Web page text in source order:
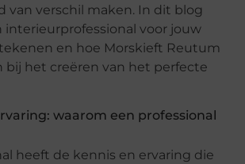
van verschil maken. In dit blog
interieurprofessional voor jouw
en hoe Morskieft Reutum
bij het creëren van het perfecte
waarom een professional
heeft de kennis en ervaring die